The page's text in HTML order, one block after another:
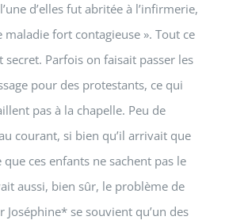
d’elles fut abritée à l’infirmerie,
maladie fort contagieuse ». Tout ce
secret. Parfois on faisait passer les
pour des protestants, ce qui
pas à la chapelle. Peu de
courant, si bien qu’il arrivait que
que ces enfants ne sachent pas le
aussi, bien sûr, le problème de
Joséphine* se souvient qu’un des